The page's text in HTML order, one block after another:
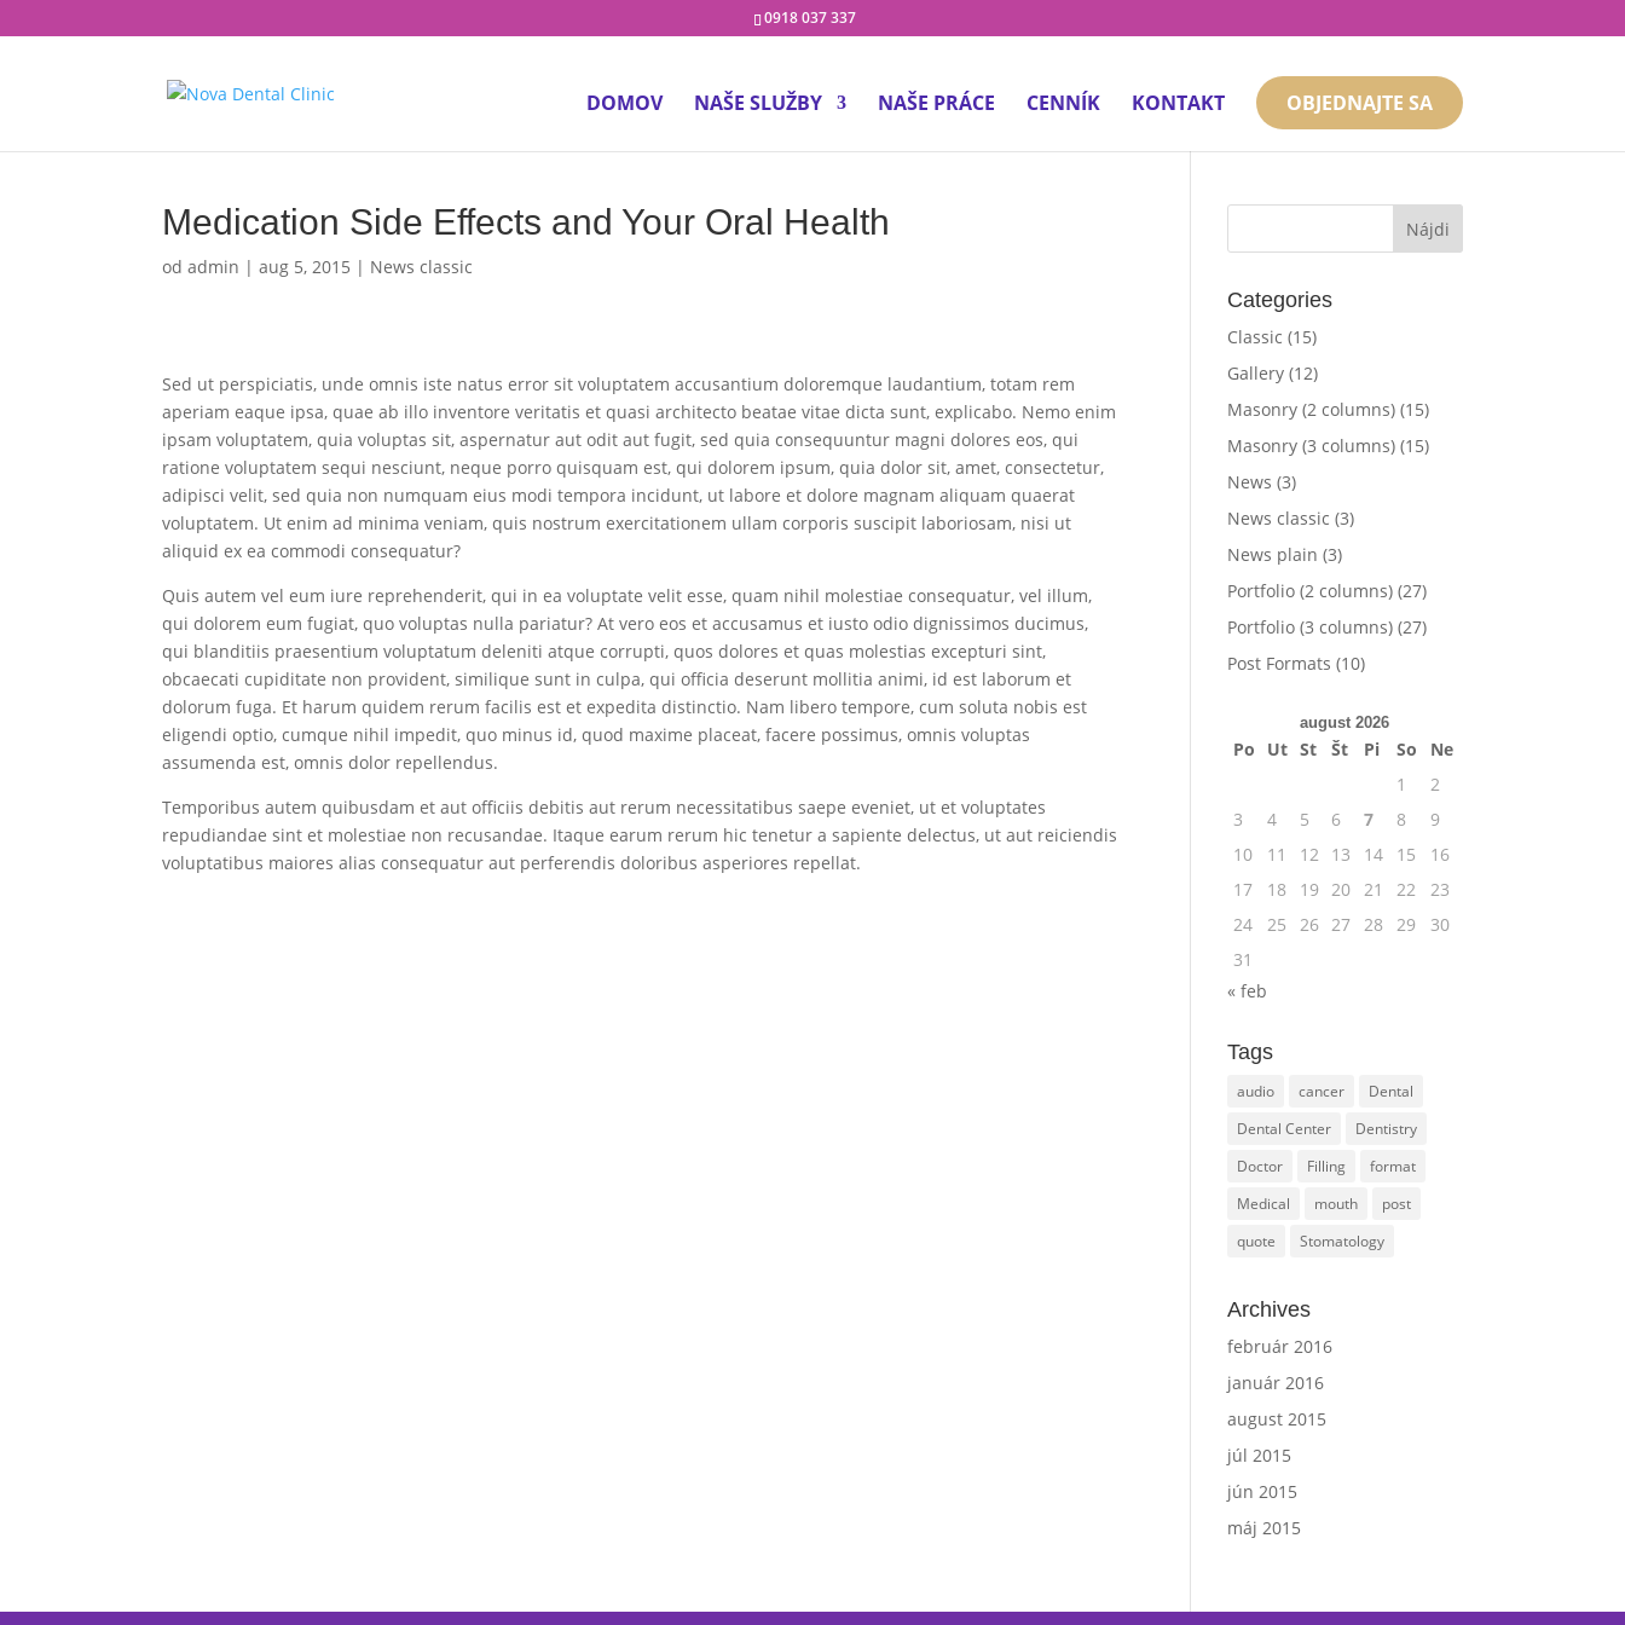
0918 037 337
DOMOV NAŠE SLUŽBY NAŠE PRÁCE CENNÍK KONTAKT OBJEDNAJTE SA
Medication Side Effects and Your Oral Health
odadmin |aug 5, 2015 | News classic
Sed ut perspiciatis, unde omnis iste natus error sit voluptatem accusantium doloremque laudantium, totam rem
aperiam eaque ipsa, quae ab illo inventore veritatis et quasi architecto beatae vitae dicta sunt, explicabo. Nemo enim
ipsam voluptatem, quia voluptas sit, aspernatur aut odit aut fugit, sed quia consequuntur magni dolores eos, qui
ratione voluptatem sequi nesciunt, neque porro quisquam est, qui dolorem ipsum, quia dolor sit, amet, consectetur,
adipisci velit, sed quia non numquam eius modi tempora incidunt, ut labore et dolore magnam aliquam quaerat
voluptatem. Ut enim ad minima veniam, quis nostrum exercitationem ullam corporis suscipit laboriosam, nisi ut
aliquid ex ea commodi consequatur?
Quis autem vel eum iure reprehenderit, qui in ea voluptate velit esse, quam nihil molestiae consequatur, vel illum,
qui dolorem eum fugiat, quo voluptas nulla pariatur? At vero eos et accusamus et iusto odio dignissimos ducimus,
qui blanditiis praesentium voluptatum deleniti atque corrupti, quos dolores et quas molestias excepturi sint,
obcaecati cupiditate non provident, similique sunt in culpa, qui officia deserunt mollitia animi, id est laborum et
dolorum fuga. Et harum quidem rerum facilis est et expedita distinctio. Nam libero tempore, cum soluta nobis est
eligendi optio, cumque nihil impedit, quo minus id, quod maxime placeat, facere possimus, omnis voluptas
assumenda est, omnis dolor repellendus.
Temporibus autem quibusdam et aut officiis debitis aut rerum necessitatibus saepe eveniet, ut et voluptates
repudiandae sint et molestiae non recusandae. Itaque earum rerum hic tenetur a sapiente delectus, ut aut reiciendis
voluptatibus maiores alias consequatur aut perferendis doloribus asperiores repellat.
Categories
Classic (15)
Gallery (12)
Masonry (2 columns) (15)
Masonry (3 columns) (15)
News (3)
News classic (3)
News plain (3)
Portfolio (2 columns) (27)
Portfolio (3 columns) (27)
Post Formats (10)
august 2026
Po Ut St Št Pi So
Ne
1
2
3
4 5 6 7 8
9
10
11 12 13 14 15
16
17
18 19 20 21 22
23
24
25 26 27 28 29
30
31
« feb
Tags
audio cancer
Dental
Dental Center
Dentistry
Doctor
Filling
format
Medical
mouth
post
quote
Stomatology
Archives
február 2016
január 2016
august 2015
júl 2015
jún 2015
máj 2015